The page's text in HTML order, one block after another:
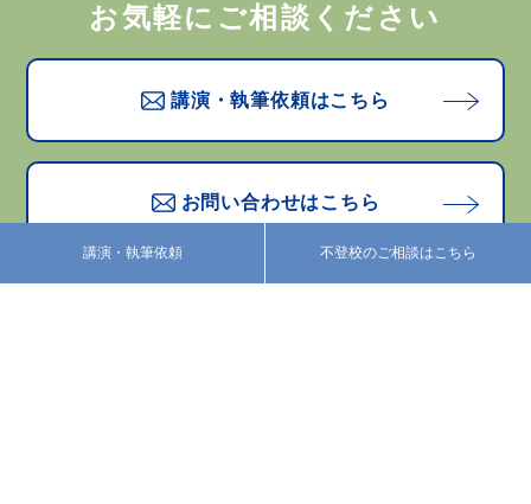
講演・執筆依頼 不登校のご相談はこちら
お気軽にご相談ください
講演・執筆依頼はこちら
お問い合わせはこちら